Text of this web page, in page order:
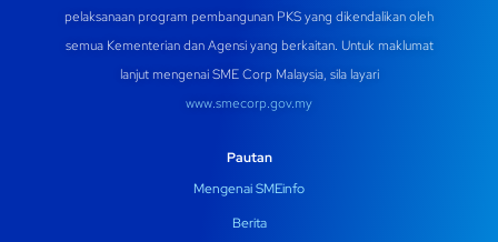
pelaksanaan program pembangunan PKS yang dikendalikan oleh
semua Kementerian dan Agensi yang berkaitan. Untuk maklumat
lanjut mengenai SME Corp Malaysia, sila layari
www.smecorp.gov.my
Pautan
Mengenai SMEinfo
Berita